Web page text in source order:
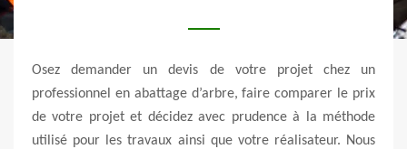
Osez demander un devis de votre projet chez un
professionnel en abattage d’arbre, faire comparer le prix
de votre projet et décidez avec prudence à la méthode
utilisé pour les travaux ainsi que votre réalisateur. Nous